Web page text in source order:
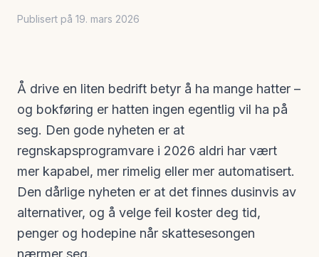
Publisert på 19. mars 2026
Å drive en liten bedrift betyr å ha mange hatter –
og bokføring er hatten ingen egentlig vil ha på
seg. Den gode nyheten er at
regnskapsprogramvare i 2026 aldri har vært
mer kapabel, mer rimelig eller mer automatisert.
Den dårlige nyheten er at det finnes dusinvis av
alternativer, og å velge feil koster deg tid,
penger og hodepine når skattesesongen
nærmer seg.